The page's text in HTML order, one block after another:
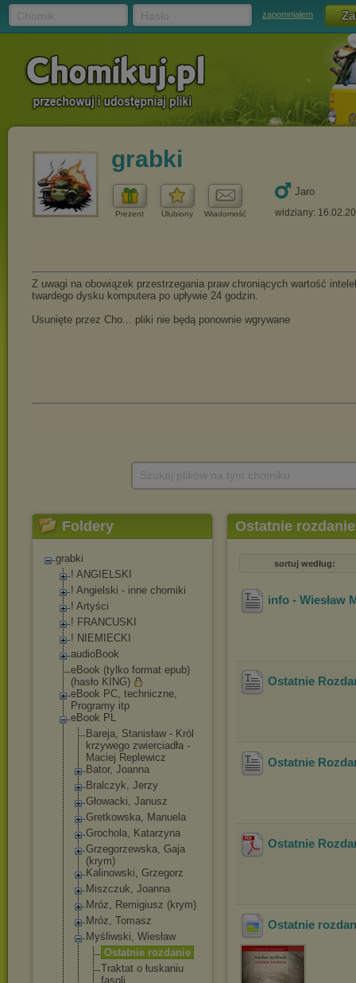
zapomniałem
grabki
Prezent Ulubiony Wiadomość
Jaro
widziany:
Foldery
grabki
! ANGIELSKI
! Angielski - inne chomiki
! Artyści
! FRANCUSKI
! NIEMIECKI
audioBook
eBook (tylko format epub)
(hasło KING)
eBook PC, techniczne,
Programy itp
eBook PL
Bareja, Stanisław - Król
krzywego zwierciadła -
Maciej Replewicz
Bator, Joanna
Bralczyk, Jerzy
Głowacki, Janusz
Gretkowska, Manuela
Grochola, Katarzyna
Grzegorzewska, Gaja
(krym)
Kalinowski, Grzegorz
Miszczuk, Joanna
Mróz, Remigiusz (krym)
Mróz, Tomasz
Myśliwski, Wiesław
Ostatnie rozdanie
Traktat o łuskaniu
fasoli
Ostatnie rozdanie
sortuj według:
info - Wiesław
Ostatnie
Ostatnie
Ostatnie
Ostatnie